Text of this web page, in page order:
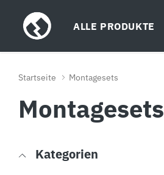
ALLE PRODUKTE
Startseite Montagesets
Montagesets
Kategorien